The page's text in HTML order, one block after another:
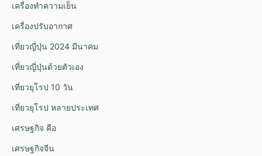
เครื่องทำความเย็น
เครื่องปรับอากาศ
เที่ยวญี่ปุ่น 2024 มีนาคม
เที่ยวญี่ปุ่นด้วยตัวเอง
เที่ยวยุโรป 10 วัน
เที่ยวยุโรป หลายประเทศ
เศรษฐกิจ คือ
เศรษฐกิจจีน